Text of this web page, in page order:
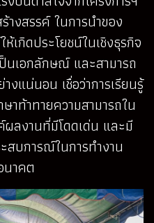
งสรรค์ ในการนำของ
เกิดประโยชน์ในเชิงธุรกิจ
นเอกลักษณ์ และสามารถ
งแน่นอน เชื่อว่าการเรียนรู้
าท้าทายความสามารถใน
ลงานที่มีโดดเด่น และมี
สบการณ์ในการทำงาน
าคต